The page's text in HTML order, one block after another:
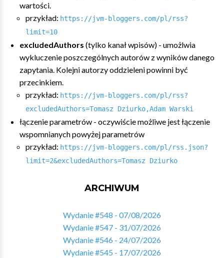
wartości.
przykład: https://jvm-bloggers.com/pl/rss?
limit=10
excludedAuthors (tylko kanał wpisów) - umożlwia
wykluczenie poszczególnych autorów z wyników danego
zapytania. Kolejni autorzy oddzieleni powinni być
przecinkiem.
przykład: https://jvm-bloggers.com/pl/rss?
excludedAuthors=Tomasz Dziurko,Adam Warski
łączenie parametrów - oczywiście możliwe jest łączenie
wspomnianych powyżej parametrów
przykład: https://jvm-bloggers.com/pl/rss.json?
limit=2&excludedAuthors=Tomasz Dziurko
ARCHIWUM
Wydanie #548 - 07/08/2026
Wydanie #547 - 31/07/2026
Wydanie #546 - 24/07/2026
Wydanie #545 - 17/07/2026